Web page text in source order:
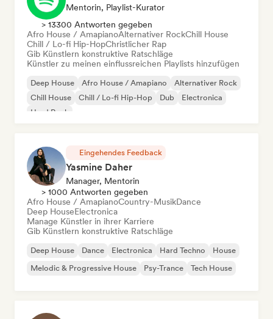
Mentorin, Playlist-Kurator
> 13300 Antworten gegeben
Afro House / AmapianoAlternativer RockChill House
Chill / Lo-fi Hip-HopChristlicher Rap
Gib Künstlern konstruktive Ratschläge
Künstler zu meinen einflussreichen Playlists hinzufügen
Deep House Afro House / Amapiano
Alternativer Rock
Chill House
Chill / Lo-fi Hip-Hop Dub
Electronica
Hard Rock
Eingehendes Feedback
Yasmine Daher
Manager, Mentorin
> 1000 Antworten gegeben
Afro House / AmapianoCountry-MusikDance
Deep HouseElectronica
Manage Künstler in ihrer Karriere
Gib Künstlern konstruktive Ratschläge
Deep House Dance Electronica Hard Techno
House
Melodic & Progressive House
Psy-Trance Tech House